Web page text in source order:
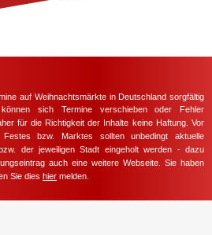
auf Weihnachtsmärkte in Deutschland sorgfältig
sich Termine verschieben oder Fehler
für die Richtigkeit der Inhalte keine Haftung. Vor
bzw. Marktes sollten unbedingt aktuelle
der jeweiligen Stadt eingeholt werden - dazu
auch eine weitere Webseite. Sie haben
Sie dies hier melden.